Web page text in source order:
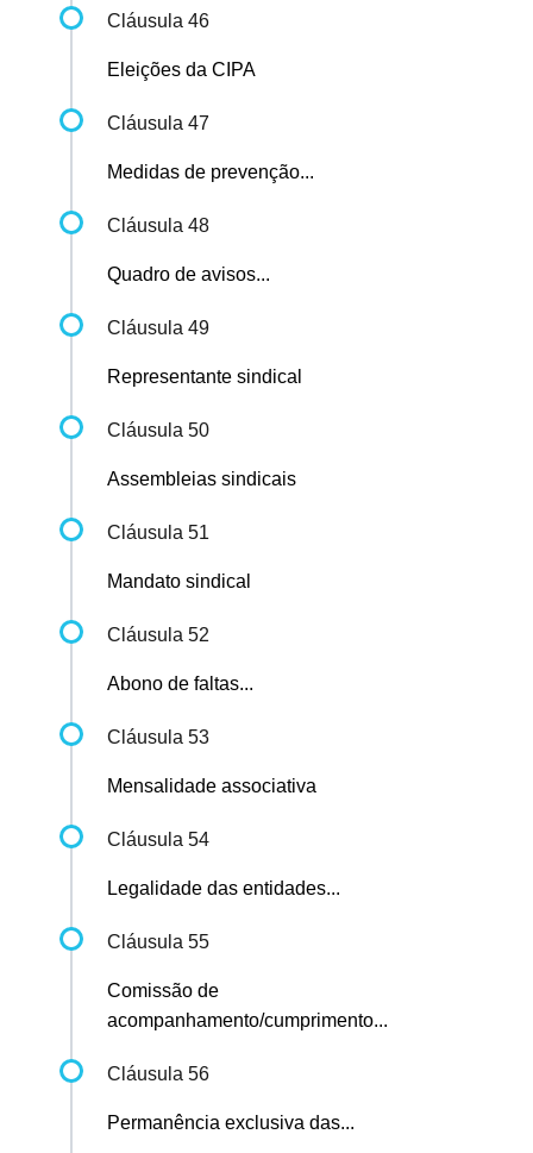
Cláusula 46
Eleições da CIPA
Cláusula 47
Medidas de prevenção...
Cláusula 48
Quadro de avisos...
Cláusula 49
Representante sindical
Cláusula 50
Assembleias sindicais
Cláusula 51
Mandato sindical
Cláusula 52
Abono de faltas...
Cláusula 53
Mensalidade associativa
Cláusula 54
Legalidade das entidades...
Cláusula 55
Comissão de
acompanhamento/cumprimento...
Cláusula 56
Permanência exclusiva das...